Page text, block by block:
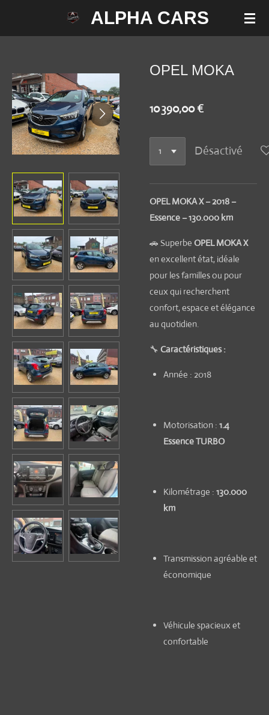
ALPHA CARS
OPEL MOKA
10 390,00 €
Désactivé
OPEL MOKA X – 2018 –
Essence – 130.000 km
🚗 Superbe OPEL MOKA X
en excellent état, idéale
pour les familles ou pour
ceux qui recherchent
confort, espace et élégance
au quotidien.
🔧 Caractéristiques :
Année : 2018
Motorisation : 1.4
Essence TURBO
Kilométrage : 130.000
km
Transmission agréable et
économique
Véhicule spacieux et
confortable